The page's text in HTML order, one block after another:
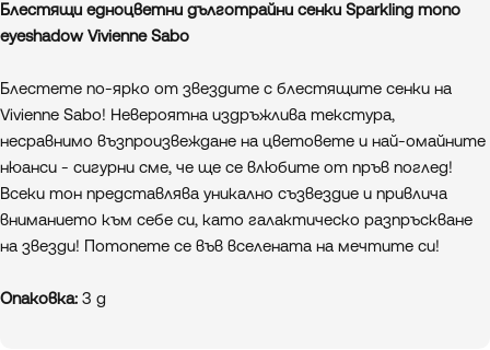
Блестящи едноцветни дълготрайни сенки Sparkling mono
eyeshadow Vivienne Sabo
Блестете по-ярко от звездите с блестящите сенки на
Vivienne Sabo! Невероятна издръжлива текстура,
несравнимо възпроизвеждане на цветовете и най-омайните
нюанси - сигурни сме, че ще се влюбите от пръв поглед!
Всеки тон представлява уникално съзвездие и привлича
вниманието към себе си, като галактическо разпръскване
на звезди! Потопете се във вселената на мечтите си!
Опаковка: 3 g